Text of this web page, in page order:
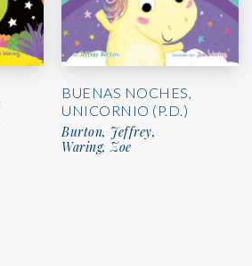
BUENAS NOCHES,
UNICORNIO (P.D.)
Burton, Jeffrey,
Waring, Zoe